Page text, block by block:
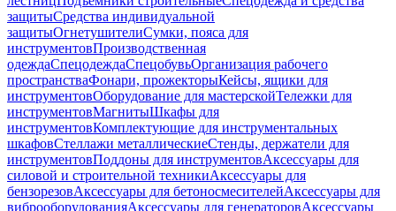
защитыСредства индивидуальной
защитыОгнетушителиСумки, пояса для
инструментовПроизводственная
одеждаСпецодеждаСпецобувьОрганизация рабочего
пространстваФонари, прожекторыКейсы, ящики для
инструментовОборудование для мастерскойТележки для
инструментовМагнитыШкафы для
инструментовКомплектующие для инструментальных
шкафовСтеллажи металлическиеСтенды, держатели для
инструментовПоддоны для инструментовАксессуары для
силовой и строительной техникиАксессуары для
бензорезовАксессуары для бетоносмесителейАксессуары для
виброоборудованияАксессуары для генераторовАксессуары